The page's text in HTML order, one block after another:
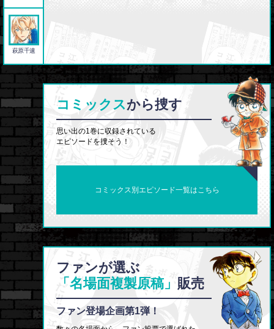
萩原千速
コミックスから捜す
思い出の1巻に収録されている
エピソードを捜そう！
コミックス別エピソード一覧はこちら
ファンが選ぶ
「名場面複製原稿」 販売
ファン登場企画第1弾！